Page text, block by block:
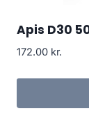
Apis D30
172.00 kr.